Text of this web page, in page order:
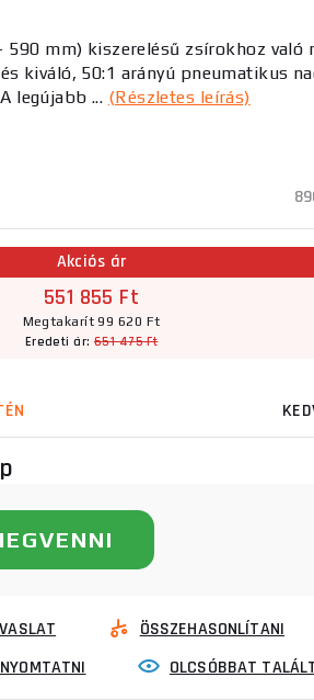
mm) kiszerelésű zsírokhoz való
kiváló, 50:1 arányú pneumatikus
legújabb ... (Részletes leírás)
Akciós ár
551 855 Ft
Megtakarít 99 620 Ft
Eredeti ár: 651 475 Ft
ÖSSZEHASONLÍTANI
OLCSÓBBAT